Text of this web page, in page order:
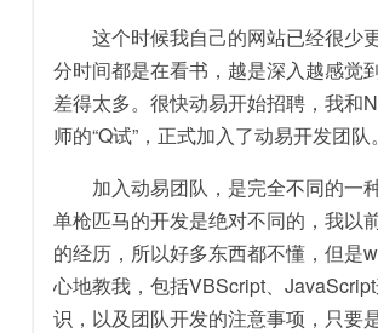
这个时候我自己的网站已经很少
分时间都是在看书，越是深入越感觉
差得太多。很快动易开始招聘，我和
师的“Q试”，正式加入了动易开发团队。
加入动易团队，是完全不同的一
单枪匹马的开发是绝对不同的，我以
的经历，所以好多东西都不懂，但是
心地教我，包括VBScript、
识，以及团队开发的注意事项，只要